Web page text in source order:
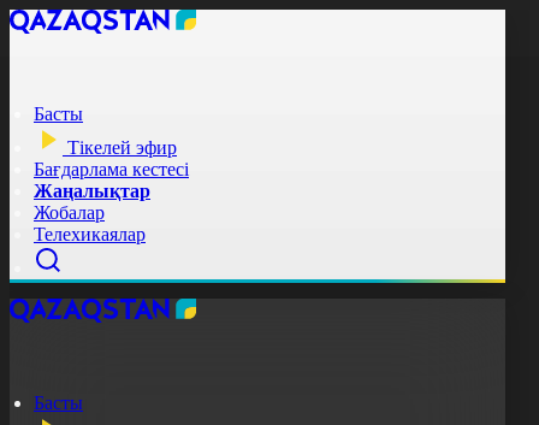
Басты
Тікелей эфир
Бағдарлама кестесі
Жаңалықтар
Жобалар
Телехикаялар
Басты